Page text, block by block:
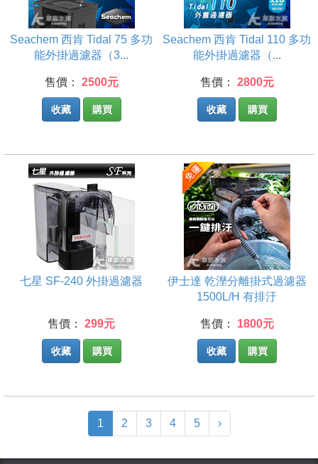
Seachem 西肯 Tidal 75 多功
能外掛過濾器（3...
售價： 2500元
收藏 購買
Seachem 西肯 Tidal 110 多功
能外掛過濾器（...
售價： 2800元
收藏 購買
七星 SF-240 外掛過濾器
售價： 299元
收藏 購買
伊士達 乾溼分離掛式過濾器
1500L/H 有排汙
售價： 1800元
收藏 購買
1 (current)
2 3 4 5 ›